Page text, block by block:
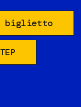
biglietto